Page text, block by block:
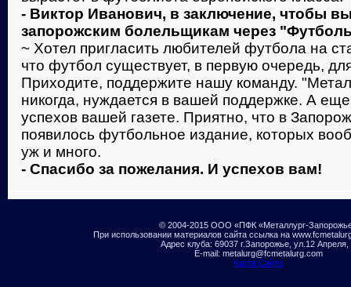
- Виктор Иванович, в заключение, чтобы
запорожским болельщикам через
~ Хотел пригласить любителей футбола на
что футбол существует, в первую очередь,
Приходите, поддержите нашу команду.
никогда, нуждается в вашей поддержке. А
успехов вашей газете. Приятно, что в
появилось футбольное издание, которых
уж и много.
- Спасибо за пожелания. И успехов вам!
© 2004-2015 ООО «ПФК «Металлург-
При использовании материалов сайта ссылка на
Адрес клуба: 69037 г.Запорожье, ул.12 Апреля,
E-mail: metalurg@fcmetalurg.com
Карта Сайта